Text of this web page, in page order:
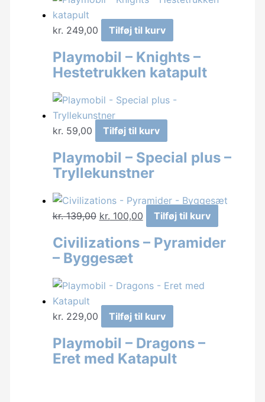
kr. 249,00 Tilføj til kurv
Playmobil – Knights –
Hestetrukken katapult
kr. 59,00 Tilføj til kurv
Playmobil – Special plus –
Tryllekunstner
kr.139,00 Den
oprindelige
pris
var:
kr. 100,00Den
aktuelle
pris
Tilføj til kurv
Civilizations – Pyramider
– Byggesæt
kr. 229,00 Tilføj til kurv
Playmobil – Dragons –
Eret med Katapult